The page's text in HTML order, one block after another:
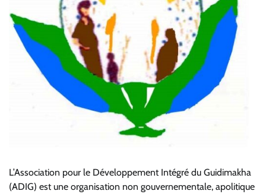
L’Association pour le Développement Intégré du Guidimakha
(ADIG) est une organisation non gouvernementale, apolitique